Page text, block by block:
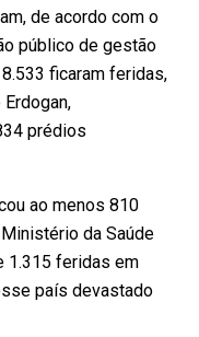
de acordo com o
público de gestão
ficaram feridas,
prédios
ao menos 810
da Saúde
1.315 feridas em
país devastado